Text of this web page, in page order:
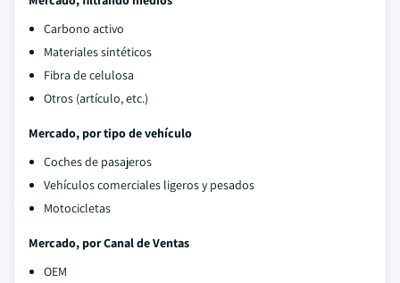
Carbono activo
Materiales sintéticos
Fibra de celulosa
Otros (artículo, etc.)
Mercado, por tipo de vehículo
Coches de pasajeros
Vehículos comerciales ligeros y pesados
Motocicletas
Mercado, por Canal de Ventas
OEM